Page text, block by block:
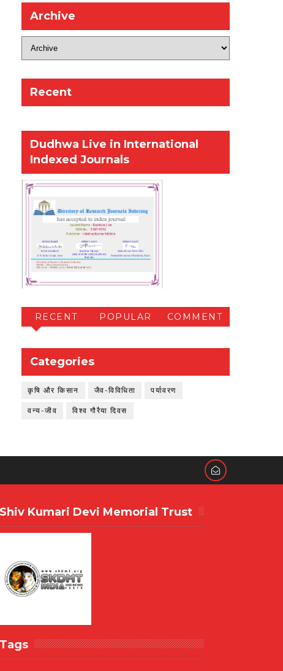
Archive
Recent
Dudhwa Live in International
Indexed Journals
RECENT POPULAR COMMENT
Categories
कृषि और किसान जैव-विविधिता पर्यावरण
वन्य-जीव विश्व गौरैया दिवस
Shiv Kumari Devi Memorial Trust
Tags